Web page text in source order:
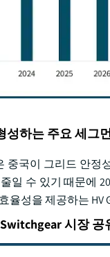
성하는 주요 세그
중국이 그리드 안
일 수 있기 때문에
율성을 제공하는 HV
시장 공